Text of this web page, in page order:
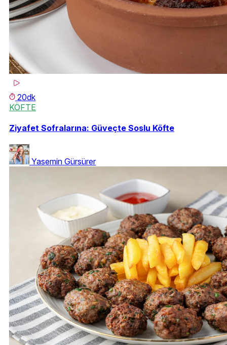
20dk
KÖFTE
Ziyafet Sofralarına: Güveçte Soslu Köfte
Yasemin Gürsürer